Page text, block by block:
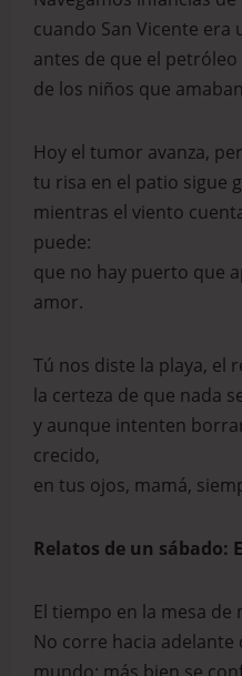
cuando San Vicente era
antes de que el
de los niños que
Hoy el tumor avanza,
tu risa en el patio sigue
mientras el viento
puede:
que no hay puerto que
amor.
Tú nos diste la playa, el
la certeza de que nada
y aunque intenten
crecido,
en tus ojos, mamá,
Relatos de un sábado:
El tiempo en la mesa
No corre hacia